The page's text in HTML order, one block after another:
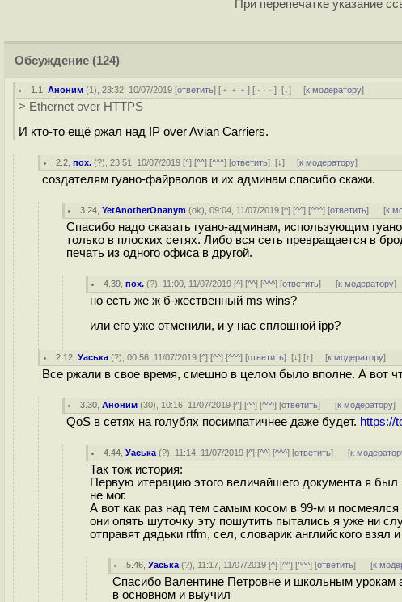
При перепечатке указание
Обсуждение (124)
1.1 ,Аноним (1), 23:32, 10/07/2019 [ответить] [ ﹢﹢﹢] [ · · ·][↓] [к модератору]
> Ethernet over HTTPS
И кто-то ещё ржал над IP over Avian Carriers.
2.2 ,пох. (?), 23:51, 10/07/2019 [^] [^^] [^^^] [ответить][↓] [к модератору]
создателям гуано-файрволов и их админам спасибо скажи.
3.24 ,YetAnotherOnanym (ok), 09:04, 11/07/2019 [^] [^^] [^^^] [ответить] [к
Спасибо надо сказать гуано-админам, использующим
только в плоских сетях. Либо вся сеть превращается в
печать из одного офиса в другой.
4.39 ,пох. (?), 11:00, 11/07/2019 [^] [^^] [^^^] [ответить] [к модератору]
но есть же ж б-жественный ms wins?
или его уже отменили, и у нас сплошной ipp?
2.12 ,Уаська (?), 00:56, 11/07/2019 [^] [^^] [^^^] [ответить][↓] [↑] [к модератору]
Все ржали в свое время, смешно в целом было вполне. А вот
3.30 ,Аноним (30), 10:16, 11/07/2019 [^] [^^] [^^^] [ответить] [к модератору]
QoS в сетях на голубях посимпатичнее даже будет. https://
4.44 ,Уаська (?), 11:14, 11/07/2019 [^] [^^] [^^^] [ответить] [к
Так тож история:
Первую итерацию этого величайшего документа я
не мог.
А вот как раз над тем самым косом в 99-м и
они опять шуточку эту пошутить пытались я уже ни
отправят дядьки rtfm, сел, словарик английского взял
5.46 ,Уаська (?), 11:17, 11/07/2019 [^] [^^] [^^^] [ответить] [к
Спасибо Валентине Петровне и школьным урокам
в основном и выучил